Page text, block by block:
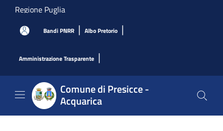
Salta al contenuto principale
Regione Puglia
Bandi PNRR | Albo Pretorio |
Amministrazione Trasparente |
Comune di Presicce -
Acquarica